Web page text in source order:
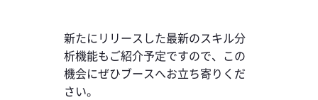
新たにリリースした最新のスキル分
析機能もご紹介予定ですので、この
機会にぜひブースへお立ち寄りくだ
さい。